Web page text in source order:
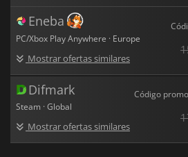
Eneba
PC/Xbox Play Anywhere · Europe
Mostrar ofertas similares
Difmark
Steam · Global
Mostrar ofertas similares
Código